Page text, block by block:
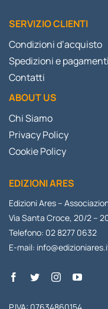
SERVIZIO CLIENTI
Condizioni d’acquisto
Spedizioni e pagamenti
Contatti
ABOUT US
Chi Siamo
Privacy Policy
Cookie Policy
EDIZIONI ARES
Edizioni Ares –
Via Santa Croce, 20/2 –
Telefono: 02 8277 0632
E-mail: